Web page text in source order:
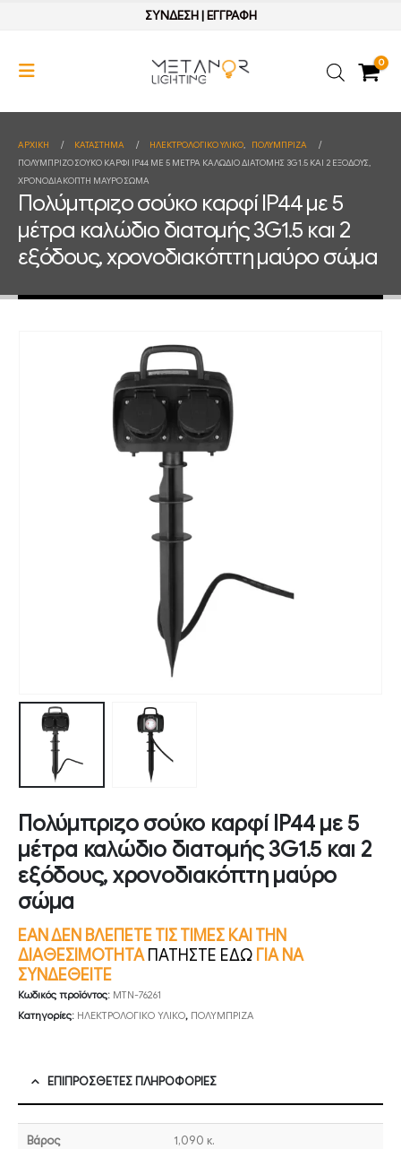
ΣΥΝΔΕΣΗ| ΕΓΓΡΑΦΗ
0
ΑΡΧΙΚΉ ΚΑΤΆΣΤΗΜΑ ΗΛΕΚΤΡΟΛΟΓΙΚΟ ΥΛΙΚΟ,
ΠΟΛΥΜΠΡΙΖΑ
ΠΟΛΎΜΠΡΙΖΟ ΣΟΎΚΟ ΚΑΡΦΊ IP44 ΜΕ 5 ΜΈΤΡΑ ΚΑΛΏΔΙΟ ΔΙΑΤΟΜΉΣ 3G1.5 ΚΑΙ 2 ΕΞΌΔΟΥΣ,
ΧΡΟΝΟΔΙΑΚΌΠΤΗ ΜΑΎΡΟ ΣΏΜΑ
Πολύμπριζο σούκο καρφί IP44 με 5
μέτρα καλώδιο διατομής 3G1.5 και 2
εξόδους, χρονοδιακόπτη μαύρο σώμα
Πολύμπριζο σούκο καρφί IP44 με 5
μέτρα καλώδιο διατομής 3G1.5 και 2
εξόδους, χρονοδιακόπτη μαύρο
σώμα
ΕΑΝ ΔΕΝ ΒΛΕΠΕΤΕ ΤΙΣ ΤΙΜΕΣ ΚΑΙ ΤΗΝ
ΔΙΑΘΕΣΙΜΟΤΗΤΑ ΠΑΤΗΣΤΕ ΕΔΩ ΓΙΑ ΝΑ
ΣΥΝΔΕΘΕΙΤΕ
Κωδικός προϊόντος: MTN-76261
Κατηγορίες: ΗΛΕΚΤΡΟΛΟΓΙΚΟ ΥΛΙΚΟ, ΠΟΛΥΜΠΡΙΖΑ
ΕΠΙΠΡΌΣΘΕΤΕΣ ΠΛΗΡΟΦΟΡΊΕΣ
Βάρος 1,090 κ.